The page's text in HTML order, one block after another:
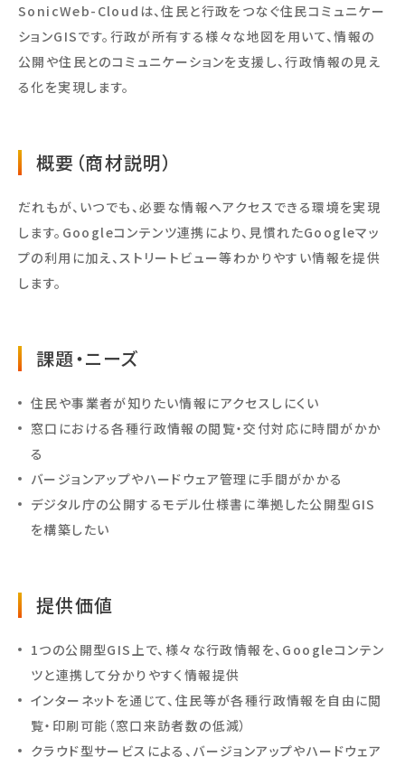
SonicWeb-Cloudは、住民と行政をつなぐ住民コミュニケー
ションGISです。行政が所有する様々な地図を用いて、情報の
公開や住民とのコミュニケーションを支援し、行政情報の見え
る化を実現します。
概要（商材説明）
だれもが、いつでも、必要な情報へアクセスできる環境を実現
します。Googleコンテンツ連携により、見慣れたGoogleマッ
プの利用に加え、ストリートビュー等わかりやすい情報を提供
します。
課題・ニーズ
住民や事業者が知りたい情報にアクセスしにくい
窓口における各種行政情報の閲覧・交付対応に時間がかか
る
バージョンアップやハードウェア管理に手間がかかる
デジタル庁の公開するモデル仕様書に準拠した公開型GIS
を構築したい
提供価値
1つの公開型GIS上で、様々な行政情報を、Googleコンテン
ツと連携して分かりやすく情報提供
インターネットを通じて、住民等が各種行政情報を自由に閲
覧・印刷可能（窓口来訪者数の低減）
クラウド型サービスによる、バージョンアップやハードウェア